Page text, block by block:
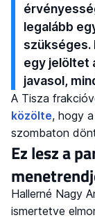
legalább
szükséges.
egy jelöltet
javasol,
A Tisza
közölte, hogy
szombaton
Ez lesz a
Hallerné Nagy
ismertetve